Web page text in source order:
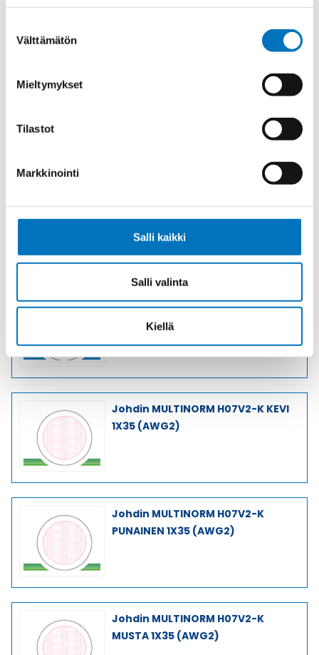
valinta
Välttämätön
Mieltymykset
Tilastot
Markkinointi
Salli kaikki
Salli valinta
Kiellä
MUSTA 1X16 (AWG6)
Johdin MULTINORM X07V2-K KEVI
MUSTA 1X50 (AWG1)
Johdin MULTINORM X07V2-K
MUSTA 1X70 (AWG00)
Johdin MULTINORM H07V2-K KEVI
1X35 (AWG2)
Johdin MULTINORM H07V2-K
PUNAINEN 1X35 (AWG2)
Johdin MULTINORM H07V2-K
MUSTA 1X35 (AWG2)